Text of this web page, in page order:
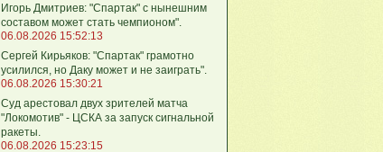
Игорь Дмитриев: "Спартак" с нынешним
составом может стать чемпионом".
06.08.2026 15:52:13
Сергей Кирьяков: "Спартак" грамотно
усилился, но Даку может и не заиграть".
06.08.2026 15:30:21
Суд арестовал двух зрителей матча
"Локомотив" - ЦСКА за запуск сигнальной
ракеты.
06.08.2026 15:23:15